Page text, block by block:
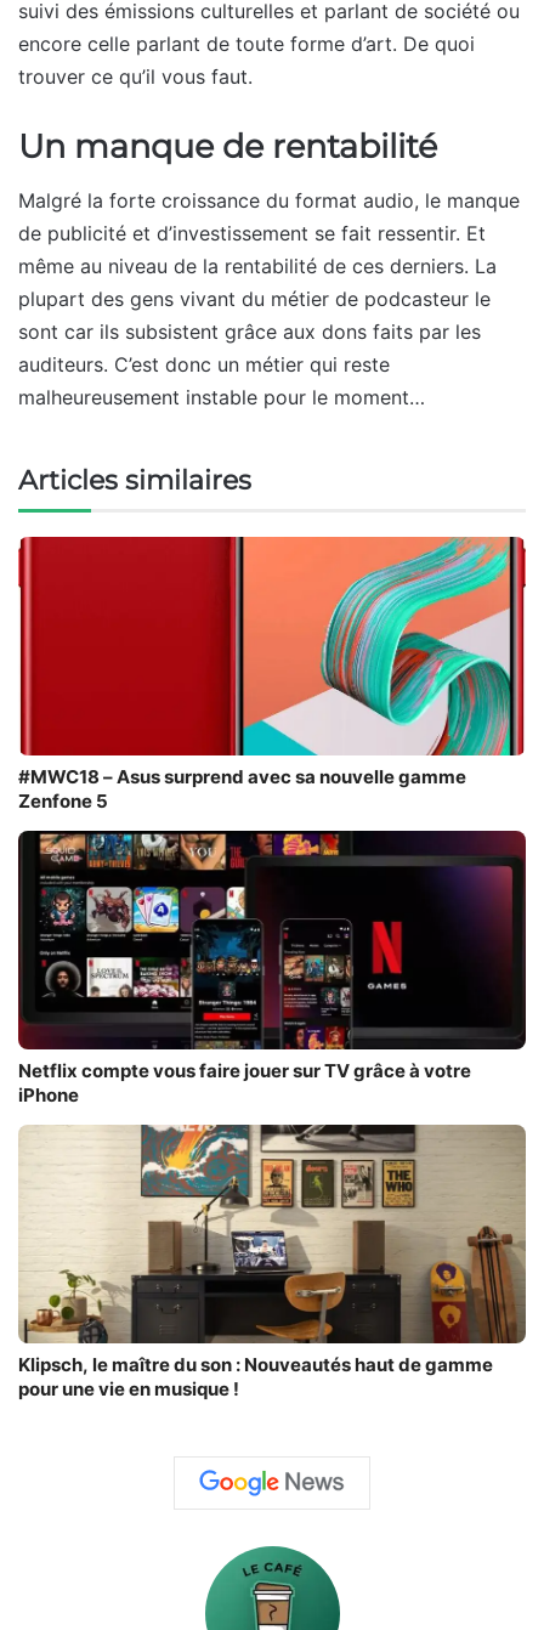
suivi des émissions culturelles et parlant de société ou
encore celle parlant de toute forme d’art. De quoi
trouver ce qu’il vous faut.
Un manque de rentabilité
Malgré la forte croissance du format audio, le manque
de publicité et d’investissement se fait ressentir. Et
même au niveau de la rentabilité de ces derniers. La
plupart des gens vivant du métier de podcasteur le
sont car ils subsistent grâce aux dons faits par les
auditeurs. C’est donc un métier qui reste
malheureusement instable pour le moment…
Articles similaires
#MWC18 – Asus surprend avec sa nouvelle gamme
Zenfone 5
Netflix compte vous faire jouer sur TV grâce à votre
iPhone
Klipsch, le maître du son : Nouveautés haut de gamme
pour une vie en musique !